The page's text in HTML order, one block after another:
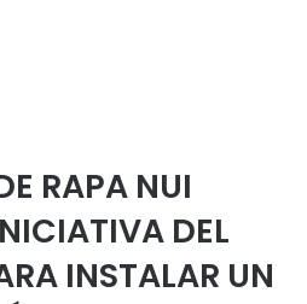
RAPA NUI
DEL
INSTALAR UN